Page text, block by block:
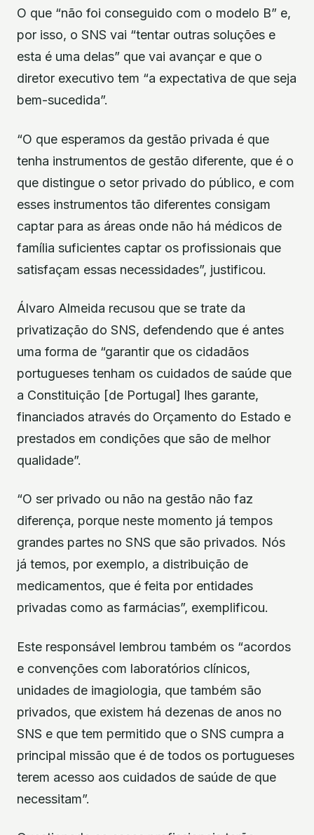
O que “não foi conseguido com o modelo B” e,
por isso, o SNS vai “tentar outras soluções e
esta é uma delas” que vai avançar e que o
diretor executivo tem “a expectativa de que seja
bem-sucedida”.
“O que esperamos da gestão privada é que
tenha instrumentos de gestão diferente, que é o
que distingue o setor privado do público, e com
esses instrumentos tão diferentes consigam
captar para as áreas onde não há médicos de
família suficientes captar os profissionais que
satisfaçam essas necessidades”, justificou.
Álvaro Almeida recusou que se trate da
privatização do SNS, defendendo que é antes
uma forma de “garantir que os cidadãos
portugueses tenham os cuidados de saúde que
a Constituição [de Portugal] lhes garante,
financiados através do Orçamento do Estado e
prestados em condições que são de melhor
qualidade”.
“O ser privado ou não na gestão não faz
diferença, porque neste momento já tempos
grandes partes no SNS que são privados. Nós
já temos, por exemplo, a distribuição de
medicamentos, que é feita por entidades
privadas como as farmácias”, exemplificou.
Este responsável lembrou também os “acordos
e convenções com laboratórios clínicos,
unidades de imagiologia, que também são
privados, que existem há dezenas de anos no
SNS e que tem permitido que o SNS cumpra a
principal missão que é de todos os portugueses
terem acesso aos cuidados de saúde de que
necessitam”.